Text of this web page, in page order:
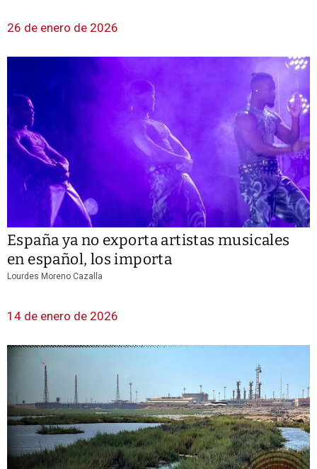
26 de enero de 2026
España ya no exporta artistas musicales
en español, los importa
Lourdes Moreno Cazalla
14 de enero de 2026